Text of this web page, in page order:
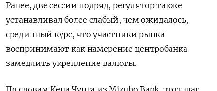
Ранее, две сессии подряд, регулятор также
устанавливал более слабый, чем ожидалось,
срединный курс, что участники рынка
воспринимают как намерение центробанка
замедлить укрепление валюты.